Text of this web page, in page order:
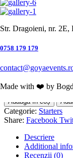
Str. Dragoieni, nr.
0758 179 179
Made with ❤️ by
Ambalaj simplu
1×Bruschete
Ambalaj:
Subtotal:
29,00
Adaugă în coș
Categorie: Starters
Share: Facebook
Descriere
Additional
Recenzii (0)